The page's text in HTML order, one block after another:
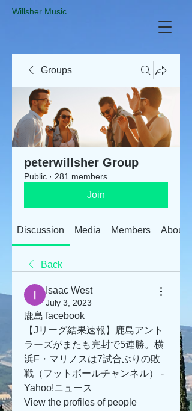
​Willsher Music
Groups
peterwillsher Group
Public · 281 members
Join
Discussion Media Members About
Back
Isaac West
July 3, 2023
鹿島 facebook
【Jリーグ結果速報】鹿島アント
ラーズがまたも完封で5連勝。横
浜F・マリノスは7試合ぶりの敗
戦（フットボールチャンネル） -
Yahoo!ニュース
View the profiles of people